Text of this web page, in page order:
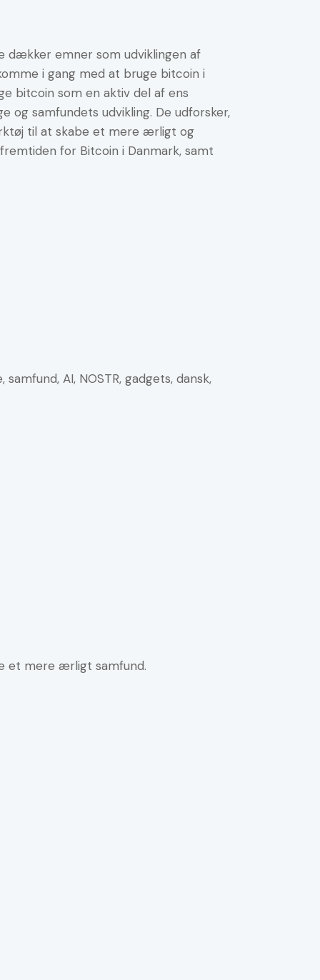
ned
for
lyden.
dækker emner som udviklingen af
i gang med at bruge bitcoin i
bitcoin som en aktiv del af ens
og samfundets udvikling. De udforsker,
til at skabe et mere ærligt og
for Bitcoin i Danmark, samt
AI, NOSTR, gadgets, dansk,
et mere ærligt samfund.